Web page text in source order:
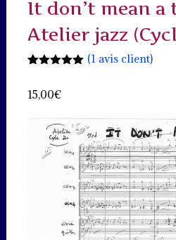
It don’t mean a
Atelier jazz
basé sur
(1avis client)
15,00€